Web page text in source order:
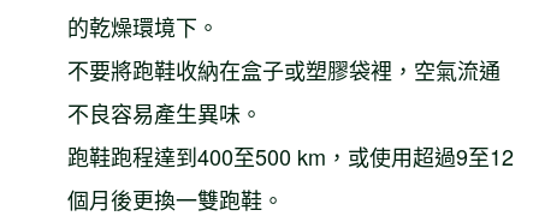
的乾燥環境下。
不要將跑鞋收納在盒子或塑膠袋裡，空氣流通
不良容易產生異味。
跑鞋跑程達到400至500 km，或使用超過9至12
個月後更換一雙跑鞋。